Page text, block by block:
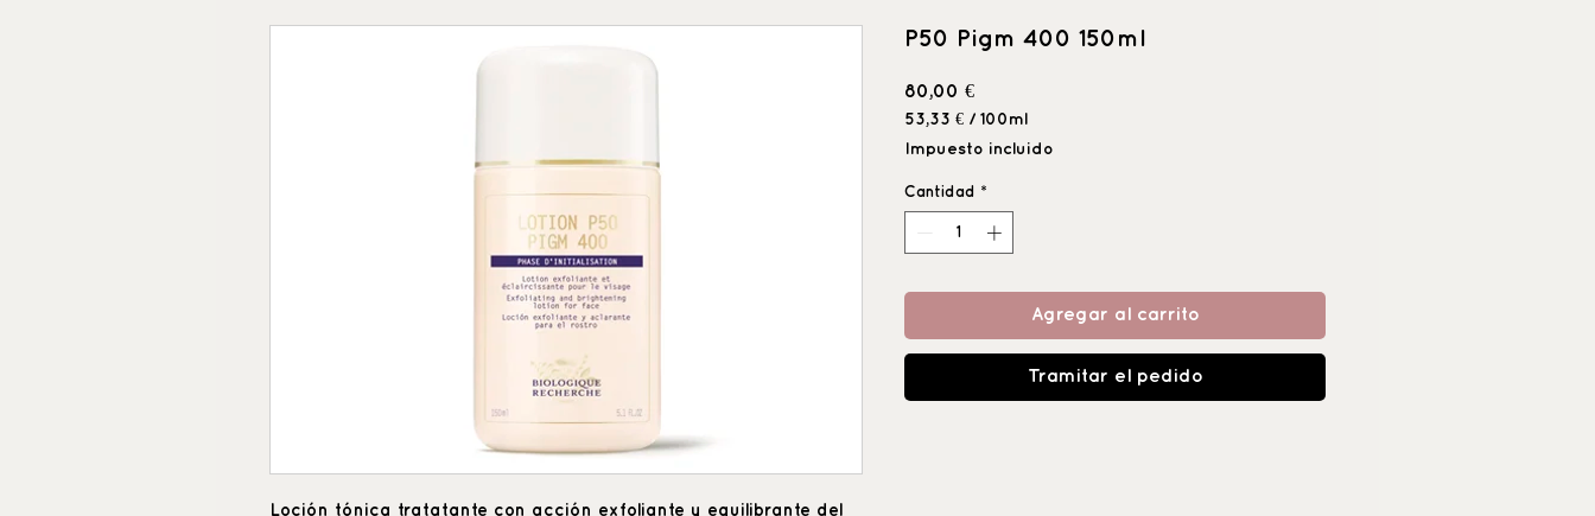
Loción tónica tratatante con acción exfoliante y equilibrante del
P50 Pigm 400 150ml
80,00 €Precio
53,33 € / 100ml
53,33 €
por
Mililitro
Impuesto incluido
Cantidad *
Agregar al carrito
Tramitar el pedido